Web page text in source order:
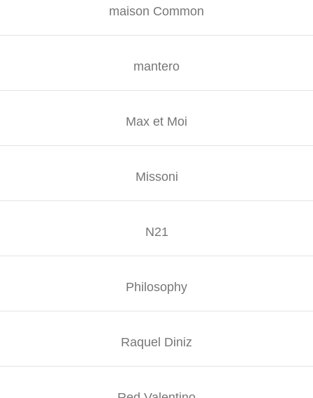
maison Common
mantero
Max et Moi
Missoni
N21
Philosophy
Raquel Diniz